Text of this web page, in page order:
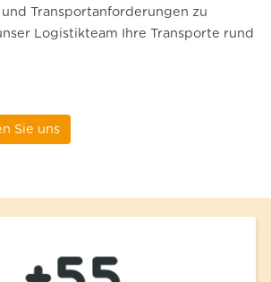
Transportanforderungen zu
Logistikteam Ihre Transporte rund
Sie uns